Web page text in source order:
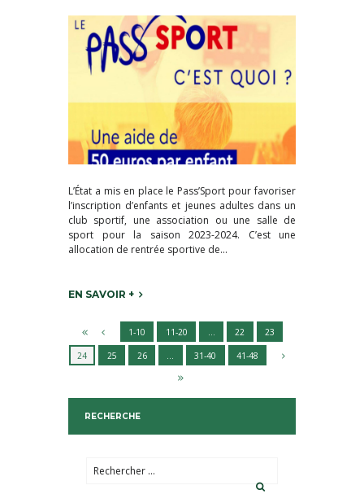
L’État a mis en place le Pass’Sport pour favoriser
l’inscription d’enfants et jeunes adultes dans un
club sportif, une association ou une salle de
sport pour la saison 2023-2024. C’est une
allocation de rentrée sportive de...
EN SAVOIR +
1-10 11-20 … 22 23
24 25 26 … 31-40 41-48
RECHERCHE